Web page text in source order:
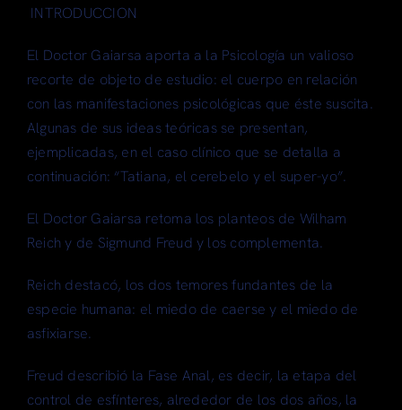
INTRODUCCION
El Doctor Gaiarsa aporta a la Psicología un valioso
recorte de objeto de estudio: el cuerpo en relación
con las manifestaciones psicológicas que éste suscita.
Algunas de sus ideas teóricas se presentan,
ejemplicadas, en el caso clínico que se detalla a
continuación: “Tatiana, el cerebelo y el super-yo”.
El Doctor Gaiarsa retoma los planteos de Wilham
Reich y de Sigmund Freud y los complementa.
Reich destacó, los dos temores fundantes de la
especie humana: el miedo de caerse y el miedo de
asfixiarse.
Freud describió la Fase Anal, es decir, la etapa del
control de esfínteres, alrededor de los dos años, la